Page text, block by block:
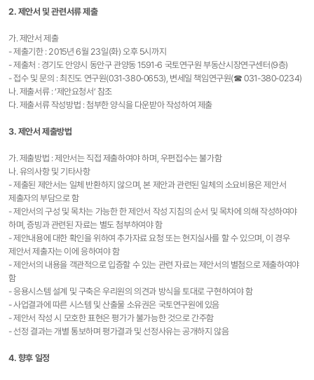
2. 제안서 및 관련서류 제출
가. 제안서 제출
- 제출기한 : 2015년 6월 23일(화) 오후 5시까지
- 제출처 : 경기도 안양시 동안구 관양동 1591-6 국토연구원 부동산시장연구센터(9층)
- 접수 및 문의 : 최진도 연구원(031-380-0653), 변세일 책임연구원(☎ 031-380-0234)
나. 제출서류 : ‘제안요청서’ 참조
다. 제출서류 작성방법 : 첨부한 양식을 다운받아 작성하여 제출
3. 제안서 제출방법
가. 제출방법 : 제안서는 직접 제출하여야 하며, 우편접수는 불가함
나. 유의사항 및 기타사항
- 제출된 제안서는 일체 반환하지 않으며, 본 제안과 관련된 일체의 소요비용은 제안서
제출자의 부담으로 함
- 제안서의 구성 및 목차는 가능한 한 제안서 작성 지침의 순서 및 목차에 의해 작성하여야
하며, 증빙과 관련된 자료는 별도 첨부하여야 함
- 제안내용에 대한 확인을 위하여 추가자료 요청 또는 현지실사를 할 수 있으며, 이 경우
제안서 제출자는 이에 응하여야 함
- 제안서의 내용을 객관적으로 입증할 수 있는 관련 자료는 제안서의 별첨으로 제출하여야
함
- 응용시스템 설계 및 구축은 우리원의 의견과 방식을 토대로 구현하여야 함
- 사업결과에 따른 시스템 및 산출물 소유권은 국토연구원에 있음
- 제안서 작성 시 모호한 표현은 평가가 불가능한 것으로 간주함
- 선정 결과는 개별 통보하며 평가결과 및 선정사유는 공개하지 않음
4. 향후 일정